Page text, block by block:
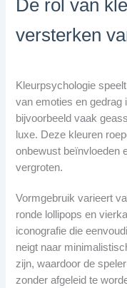
De rol van
versterken
Kleurpsychologie
van emoties en gedrag
bijvoorbeeld vaak
luxe. Deze kleuren
onbewust beïnvloeden
vergroten.
Vormgebruik varieert
ronde lollipops en
iconografie die
neigt naar
zijn, waardoor de
zonder afgeleid te